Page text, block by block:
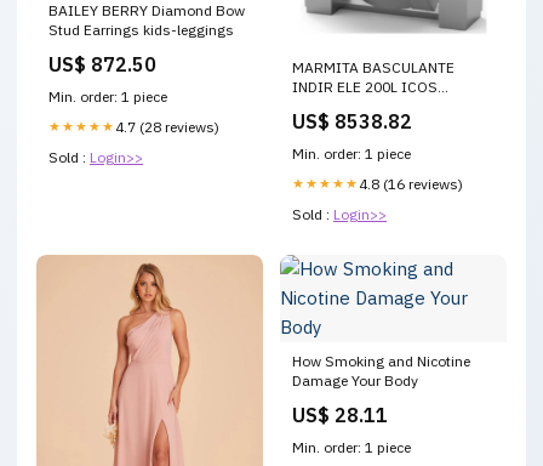
BAILEY BERRY Diamond Bow
Stud Earrings kids-leggings
US$ 872.50
Min. order: 1 piece
★★★★★ 4.7 (28 reviews)
Sold : Login>>
MARMITA BASCULANTE
INDIR ELE 200L ICOS
US$ 8538.82
Min. order: 1 piece
★★★★★ 4.8 (16 reviews)
Sold : Login>>
How Smoking and Nicotine
Damage Your Body
US$ 28.11
Min. order: 1 piece